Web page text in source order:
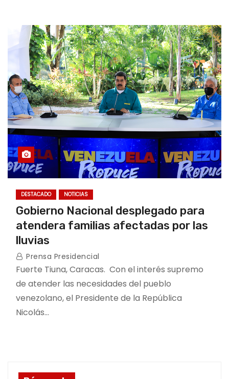
DESTACADO NOTICIAS
Gobierno Nacional desplegado para
atendera familias afectadas por las
lluvias
Prensa Presidencial
Fuerte Tiuna, Caracas. Con el interés supremo
de atender las necesidades del pueblo
venezolano, el Presidente de la República
Nicolás…